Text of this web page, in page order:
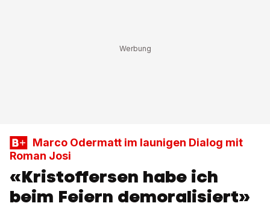
Marco Odermatt im launigen Dialog mit
Roman Josi
«Kristoffersen habe ich
beim Feiern demoralisiert»